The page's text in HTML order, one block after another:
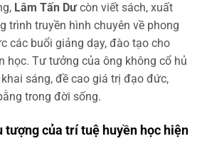
Lâm Tấn Dưcòn viết sách, xuất
trình truyền hình chuyên về phong
các buổi giảng dạy, đào tạo cho
học. Tư tưởng của ông không cổ hủ
sáng, đề cao giá trị đạo đức,
trong đời sống.
tượng của trí tuệ huyền học hiện